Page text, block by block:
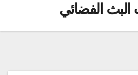
البث الفضائي